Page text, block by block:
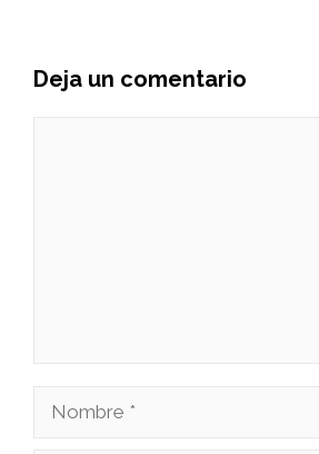
Deja un comentario
Nombre